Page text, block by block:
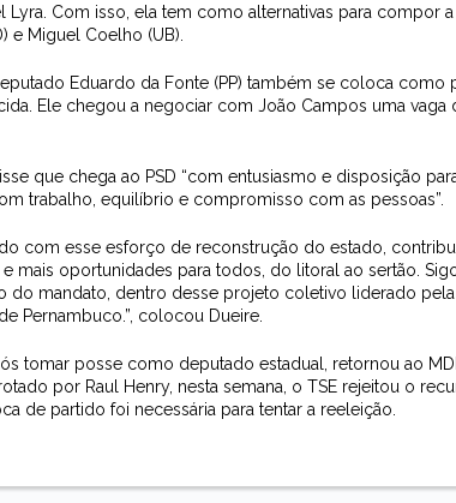
Com isso, ela tem como alternativas para compor a
e Miguel Coelho (UB).
Eduardo da Fonte (PP) também se coloca como
Ele chegou a negociar com João Campos uma vaga
que chega ao PSD “com entusiasmo e disposição
trabalho, equilíbrio e compromisso com as pessoas”.
com esse esforço de reconstrução do estado,
mais oportunidades para todos, do litoral ao sertão.
do mandato, dentro desse projeto coletivo liderado pela
Pernambuco.”, colocou Dueire.
tomar posse como deputado estadual, retornou ao
por Raul Henry, nesta semana, o TSE rejeitou o
de partido foi necessária para tentar a reeleição.